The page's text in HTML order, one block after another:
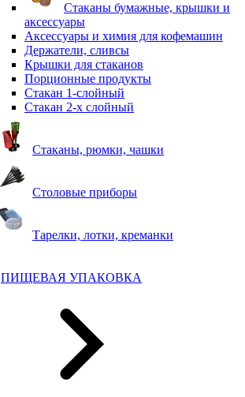
Стаканы бумажные, крышки и
аксессуары
Аксессуары и химия для кофемашин
Держатели, сливсы
Крышки для стаканов
Порционные продукты
Стакан 1-слойный
Стакан 2-х слойный
Стаканы, рюмки, чашки
Столовые приборы
Тарелки, лотки, креманки
ПИЩЕВАЯ УПАКОВКА